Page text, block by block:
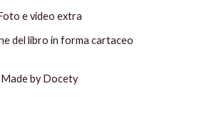
e video extra
del libro in forma cartaceo
Made by Docety